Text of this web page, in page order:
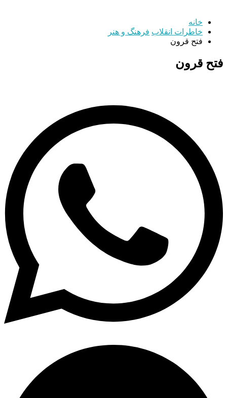
خانه
خاطرات انقلاب فرهنگ و هنر
فتح قرون
فتح قرون